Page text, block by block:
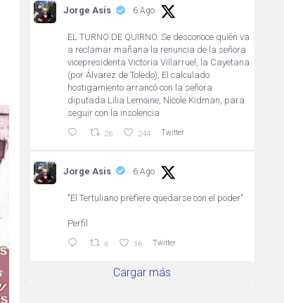
Jorge Asis 6 Ago
EL TURNO DE QUIRNO. Se desconoce quién va
a reclamar mañana la renuncia de la señora
vicepresidenta Victoria Villarruel, la Cayetana
(por Álvarez de Toledo), El calculado
hostigamiento arrancó con la señora
diputada Lilia Lemoine, Nicole Kidman, para
seguir con la insolencia
26 244 Twitter
Jorge Asis 6 Ago
"El Tertuliano prefiere quedarse con el poder"
Perfil
6 16 Twitter
Cargar más